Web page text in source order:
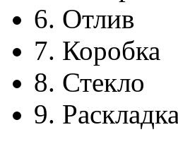
6. Отлив
7. Коробка
8. Стекло
9. Раскладка